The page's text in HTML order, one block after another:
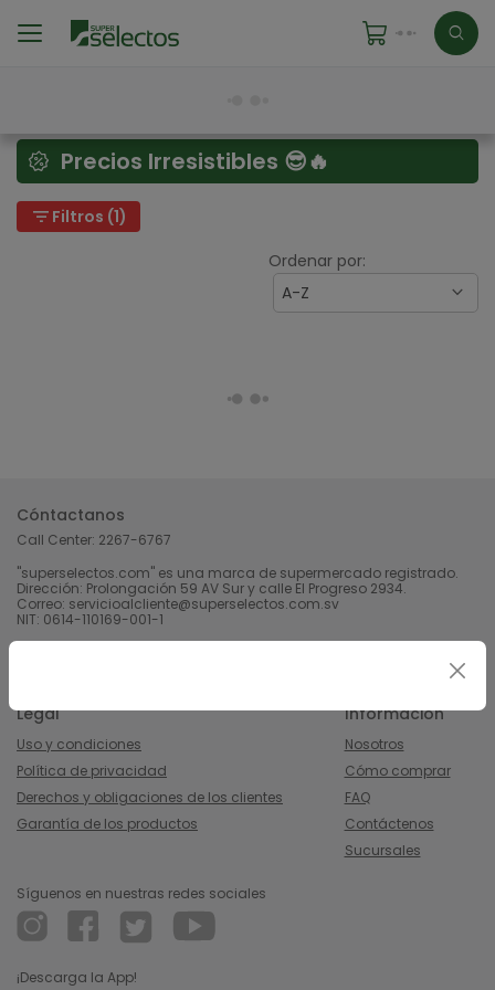
Precios Irresistibles 😎🔥
filter_list Filtros (1)
Ordenar por:
A-Z
Cóntactanos
Call Center: 2267-6767
"superselectos.com" es una marca de supermercado registrado.
Dirección: Prolongación 59 AV Sur y calle El Progreso 2934.
Correo: servicioalcliente@superselectos.com.sv
NIT: 0614-110169-001-1
Legal
Uso y condiciones
Política de privacidad
Derechos y obligaciones de los clientes
Garantía de los productos
Información
Nosotros
Cómo comprar
FAQ
Contáctenos
Sucursales
Síguenos en nuestras redes sociales
¡Descarga la App!